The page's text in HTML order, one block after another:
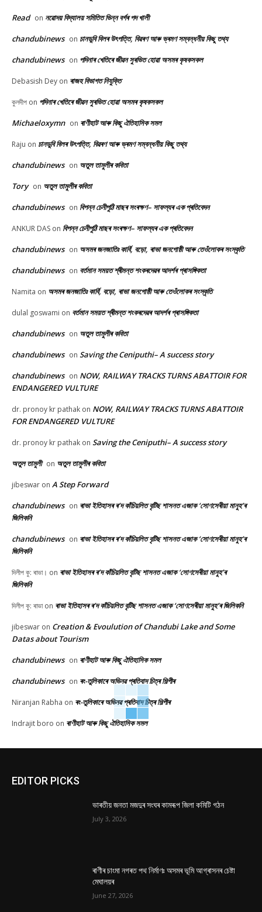
Read on নৱোদয় বিদ্যালয় সমিতিত ভিন্ন বৰ্গৰ পদ খালী
chandubinews on চানডুবি বিলৰ উৎপত্তি, বিৱৰণ আৰু ভ্ৰমণ সম্বন্ধনীয় কিছু তথ্য
chandubinews on পদিনাৰ খেতিৰে জীৱন সুৰভিত হোৱা অসমৰ কৃষকসকল
Debasish Dey on ৰাজহ বিভাগত নিযুক্তি
কুলদীপ on পদিনাৰ খেতিৰে জীৱন সুৰভিত হোৱা অসমৰ কৃষকসকল
Michaeloxymn on ৰাণীহাট আৰু কিছু ঐতিহাসিক সমল
Raju on চানডুবি বিলৰ উৎপত্তি, বিৱৰণ আৰু ভ্ৰমণ সম্বন্ধনীয় কিছু তথ্য
chandubinews on অতুল তামুলীৰ কবিতা
Tory on অতুল তামুলীৰ কবিতা
chandubinews on বিপন্ন চেনীপুঠি মাছৰ সংৰক্ষণ– সাফল্যৰ এক প্ৰতিবেদন
ANKUR DAS on বিপন্ন চেনীপুঠি মাছৰ সংৰক্ষণ– সাফল্যৰ এক প্ৰতিবেদন
chandubinews on অসমৰ জনজাতিঃ কাৰ্বি, বড়ো, ৰাভা জনগোষ্ঠী আৰু তেওঁলোকৰ সংস্কৃতি
chandubinews on বৰ্তমান সময়ত শ্ৰীমন্ত শংকৰদেৱৰ আদৰ্শৰ প্ৰাসঙ্গিকতা
Namita on অসমৰ জনজাতিঃ কাৰ্বি, বড়ো, ৰাভা জনগোষ্ঠী আৰু তেওঁলোকৰ সংস্কৃতি
dulal goswami on বৰ্তমান সময়ত শ্ৰীমন্ত শংকৰদেৱৰ আদৰ্শৰ প্ৰাসঙ্গিকতা
chandubinews on অতুল তামুলীৰ কবিতা
chandubinews on Saving the Ceniputhi– A success story
chandubinews on NOW, RAILWAY TRACKS TURNS ABATTOIR FOR
ENDANGERED VULTURE
dr. pronoy kr pathak on NOW, RAILWAY TRACKS TURNS ABATTOIR
FOR ENDANGERED VULTURE
dr. pronoy kr pathak on Saving the Ceniputhi– A success story
অতুল তামুলী on অতুল তামুলীৰ কবিতা
jibeswar on A Step Forward
chandubinews on ৰাভা ইতিহাসৰ ৰ’দ কাঁচিয়লিত বৃটিছ শাসনত এজাক ‘সোণসেৰীয়া মানুহ’ৰ
জিলিকনি
chandubinews on ৰাভা ইতিহাসৰ ৰ’দ কাঁচিয়লিত বৃটিছ শাসনত এজাক ‘সোণসেৰীয়া মানুহ’ৰ
জিলিকনি
দিলীপ কু: ৰাভা। on ৰাভা ইতিহাসৰ ৰ’দ কাঁচিয়লিত বৃটিছ শাসনত এজাক ‘সোণসেৰীয়া মানুহ’ৰ
জিলিকনি
দিলীপ কু: ৰাভাon ৰাভা ইতিহাসৰ ৰ’দ কাঁচিয়লিত বৃটিছ শাসনত এজাক ‘সোণসেৰীয়া মানুহ’ৰ জিলিকনি
jibeswar on Creation & Evoulution of Chandubi Lake and Some
Datas about Tourism
chandubinews on ৰাণীহাট আৰু কিছু ঐতিহাসিক সমল
chandubinews on ৰং-তুলিকাৰে অভিনৱ প্ৰতিবাদ চিত্ৰ শিল্পীৰ
Niranjan Rabha on ৰং-তুলিকাৰে অভিনৱ প্ৰতিবাদ চিত্ৰ শিল্পীৰ
Indrajit boro on ৰাণীহাট আৰু কিছু ঐতিহাসিক সমল
EDITOR PICKS
ভাৰতীয় জনতা মজদুৰ সংঘৰ কামৰূপ জিলা কমিটি গঠন
July 3, 2026
ৰাণীৰ চাংমা নগৰত পথ নিৰ্মাণঃ অসমৰ ভূমি আগ্ৰাসনৰ চেষ্টা
মেঘালয়ৰ
June 27, 2026